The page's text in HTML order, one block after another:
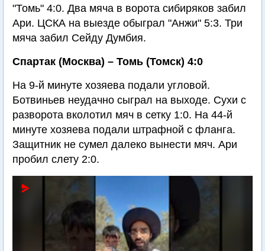
"Томь" 4:0. Два мяча в ворота сибиряков забил
Ари. ЦСКА на выезде обыграл "Анжи" 5:3. Три
мяча забил Сейду Думбия.
Спартак (Москва) – Томь (Томск) 4:0
На 9-й минуте хозяева подали угловой.
Ботвиньев неудачно сыграл на выходе. Сухи с
разворота вколотил мяч в сетку 1:0. На 44-й
минуте хозяева подали штрафной с фланга.
Защитник не сумел далеко вынести мяч. Ари
пробил слету 2:0.